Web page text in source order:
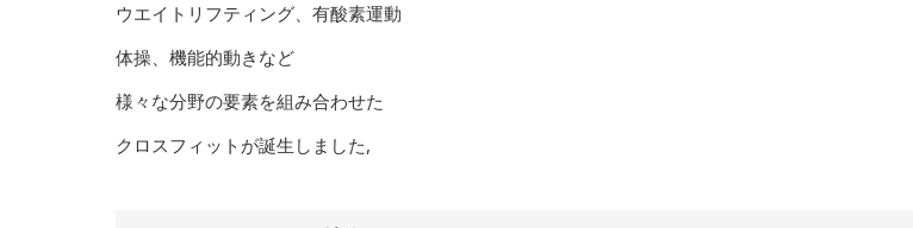
ウエイトリフティング、有酸素運動
体操、機能的動きなど
様々な分野の要素を組み合わせた
クロスフィットが誕生しました,